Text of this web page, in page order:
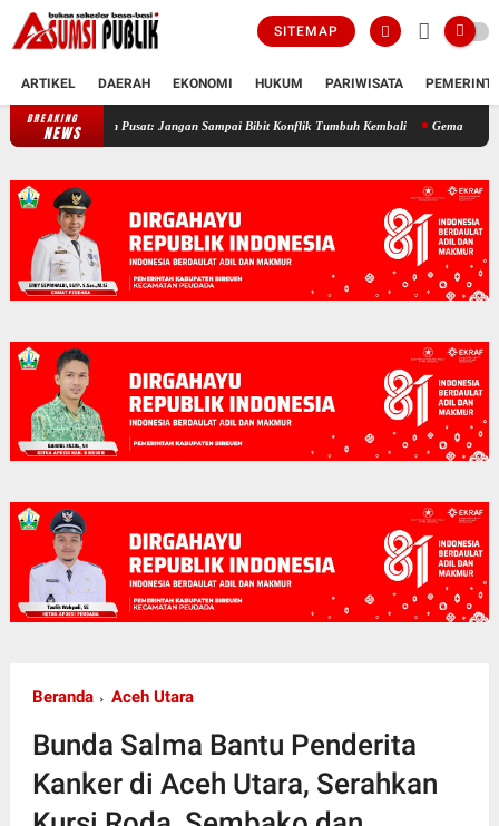
SITEMAP
ARTIKEL DAERAH EKONOMI HUKUM PARIWISATA
BREAKING
NEWS 21 Tahun Damai Aceh, JASA Bireuen Ingatkan Pemerintah Pusat: Jangan
Beranda Aceh Utara
Bunda Salma Bantu Penderita
Kanker di Aceh Utara, Serahkan